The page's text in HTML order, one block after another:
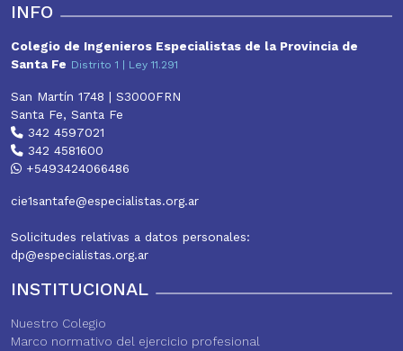
INFO
Colegio de Ingenieros Especialistas de la Provincia de
Santa Fe Distrito 1 | Ley 11.291
San Martín 1748 | S3000FRN
Santa Fe, Santa Fe
342 4597021
342 4581600
+5493424066486
cie1santafe@especialistas.org.ar
Solicitudes relativas a datos personales:
dp@especialistas.org.ar
INSTITUCIONAL
Nuestro Colegio
Marco normativo del ejercicio profesional